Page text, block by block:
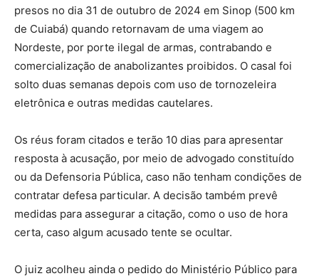
presos no dia 31 de outubro de 2024 em Sinop (500 km
de Cuiabá) quando retornavam de uma viagem ao
Nordeste, por porte ilegal de armas, contrabando e
comercialização de anabolizantes proibidos. O casal foi
solto duas semanas depois com uso de tornozeleira
eletrônica e outras medidas cautelares.
Os réus foram citados e terão 10 dias para apresentar
resposta à acusação, por meio de advogado constituído
ou da Defensoria Pública, caso não tenham condições de
contratar defesa particular. A decisão também prevê
medidas para assegurar a citação, como o uso de hora
certa, caso algum acusado tente se ocultar.
O juiz acolheu ainda o pedido do Ministério Público para